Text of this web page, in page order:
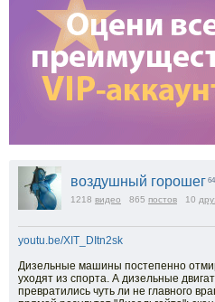
воздушный горошег
1218 видео 865 постов 10
youtu.be/XIT_DItn2sk
Дизельные машины постепенно
уходят из спорта. А дизельные
превратились чуть ли не главного